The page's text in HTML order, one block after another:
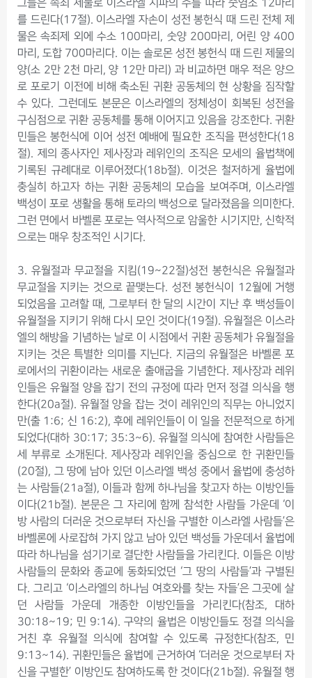
그들은 속죄 제물로 이스라엘 지파의 수를 따라 숫염소 12마리
를 드린다(17절). 이스라엘 자손이 성전 봉헌식 때 드린 전체 제
물은 속죄제 외에 수소 100마리, 숫양 200마리, 어린 양 400
마리, 도합 700마리다. 이는 솔로몬 성전 봉헌식 때 드린 제물의
양(소 2만 2천 마리, 양 12만 마리) 과 비교하면 매우 적은 양으
로 포로기 이전에 비해 축소된 귀환 공동체의 현 상황을 짐작할
수 있다. 그런데도 본문은 이스라엘의 정체성이 회복된 성전을
구심점으로 귀환 공동체를 통해 이어지고 있음을 강조한다. 귀환
민들은 봉헌식에 이어 성전 예배에 필요한 조직을 편성한다(18
절). 제의 종사자인 제사장과 레위인의 조직은 모세의 율법책에
기록된 규례대로 이루어졌다(18b절). 이것은 철저하게 율법에
충실히 하고자 하는 귀환 공동체의 모습을 보여주며, 이스라엘
백성이 포로 생활을 통해 토라의 백성으로 달라졌음을 의미한다.
그런 면에서 바벨론 포로는 역사적으로 암울한 시기지만, 신학적
으로는 매우 창조적인 시기다.
3. 유월절과 무교절을 지킴(19~22절)성전 봉헌식은 유월절과
무교절을 지키는 것으로 끝맺는다. 성전 봉헌식이 12월에 거행
되었음을 고려할 때, 그로부터 한 달의 시간이 지난 후 백성들이
유월절을 지키기 위해 다시 모인 것이다(19절). 유월절은 이스라
엘의 해방을 기념하는 날로 이 시점에서 귀환 공동체가 유월절을
지키는 것은 특별한 의미를 지닌다. 지금의 유월절은 바벨론 포
로에서의 귀환이라는 새로운 출애굽을 기념한다. 제사장과 레위
인들은 유월절 양을 잡기 전의 규정에 따라 먼저 정결 의식을 행
한다(20a절). 유월절 양을 잡는 것이 레위인의 직무는 아니었지
만(출 1:6; 신 16:2), 후에 레위인들이 이 일을 전문적으로 하게
되었다(대하 30:17; 35:3~6). 유월절 의식에 참여한 사람들은
세 부류로 소개된다. 제사장과 레위인을 중심으로 한 귀환민들
(20절), 그 땅에 남아 있던 이스라엘 백성 중에서 율법에 충성하
는 사람들(21a절), 이들과 함께 하나님을 찾고자 하는 이방인들
이다(21b절). 본문은 그 자리에 함께 참석한 사람들 가운데 ‘이
방 사람의 더러운 것으로부터 자신을 구별한 이스라엘 사람들’은
바벨론에 사로잡혀 가지 않고 남아 있던 백성들 가운데서 율법에
따라 하나님을 섬기기로 결단한 사람들을 가리킨다. 이들은 이방
사람들의 문화와 종교에 동화되었던 ‘그 땅의 사람들’과 구별된
다. 그리고 ‘이스라엘의 하나님 여호와를 찾는 자들’은 그곳에 살
던 사람들 가운데 개종한 이방인들을 가리킨다(참조, 대하
30:18~19; 민 9:14). 구약의 율법은 이방인들도 정결 의식을
거친 후 유월절 의식에 참여할 수 있도록 규정한다(참조, 민
9:13~14). 귀환민들은 율법에 근거하여 ‘더러운 것으로부터 자
신을 구별한’ 이방인도 참여하도록 한 것이다(21b절). 유월절 행